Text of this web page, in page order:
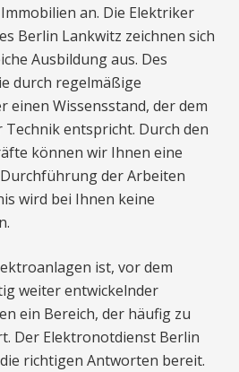
an. Die Elektriker
Berlin Lankwitz zeichnen sich
Ausbildung aus. Des
durch regelmäßige
einen Wissensstand, der dem
entspricht. Durch den
können wir Ihnen eine
der Arbeiten
wird bei Ihnen keine
ist, vor dem
weiter entwickelnder
ein Bereich, der häufig zu
Der Elektronotdienst Berlin
richtigen Antworten bereit.